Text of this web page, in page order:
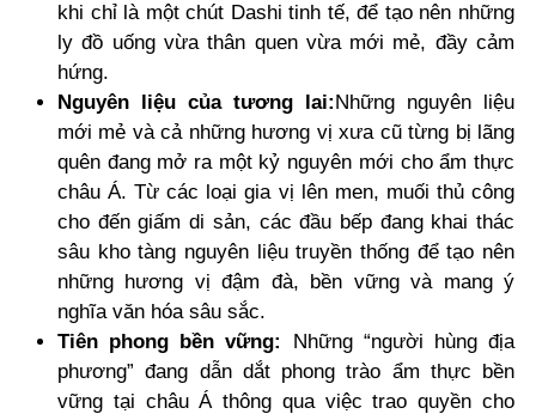
khi chỉ là một chút Dashi tinh tế, để tạo nên những
ly đồ uống vừa thân quen vừa mới mẻ, đầy cảm
hứng.
Nguyên liệu của tương lai:Những nguyên liệu
mới mẻ và cả những hương vị xưa cũ từng bị lãng
quên đang mở ra một kỷ nguyên mới cho ẩm thực
châu Á. Từ các loại gia vị lên men, muối thủ công
cho đến giấm di sản, các đầu bếp đang khai thác
sâu kho tàng nguyên liệu truyền thống để tạo nên
những hương vị đậm đà, bền vững và mang ý
nghĩa văn hóa sâu sắc.
Tiên phong bền vững: Những “người hùng địa
phương” đang dẫn dắt phong trào ẩm thực bền
vững tại châu Á thông qua việc trao quyền cho